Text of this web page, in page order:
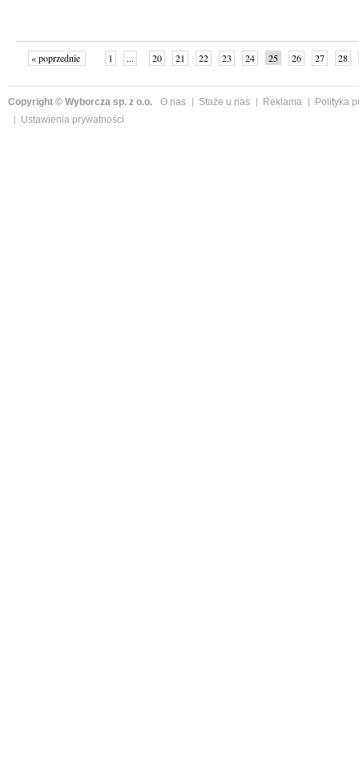
« poprzednie 1 ... 20 21 22 23 24 25 26 27
28
Copyright © Wyborcza sp. z o.o. O nas Staże u nas Reklama
Polityka
Ustawienia prywatności